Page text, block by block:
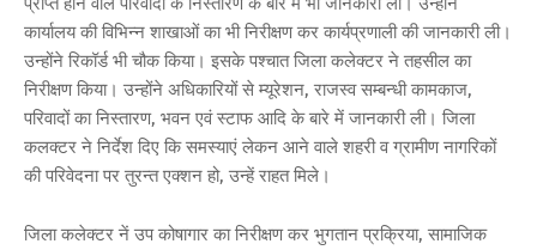
कार्यालय की विभिन्न शाखाओं का भी निरीक्षण कर कार्यप्रणाली की जानकारी ली।
उन्होंने रिकॉर्ड भी चौक किया। इसके पश्चात जिला कलेक्टर ने तहसील का
निरीक्षण किया। उन्होंने अधिकारियों से म्यूरेशन, राजस्व सम्बन्धी कामकाज,
परिवादों का निस्तारण, भवन एवं स्टाफ आदि के बारे में जानकारी ली। जिला
कलक्टर ने निर्देश दिए कि समस्याएं लेकन आने वाले शहरी व ग्रामीण नागरिकों
की परिवेदना पर तुरन्त एक्शन हो, उन्हें राहत मिले।
जिला कलेक्टर नें उप कोषागार का निरीक्षण कर भुगतान प्रक्रिया, सामाजिक